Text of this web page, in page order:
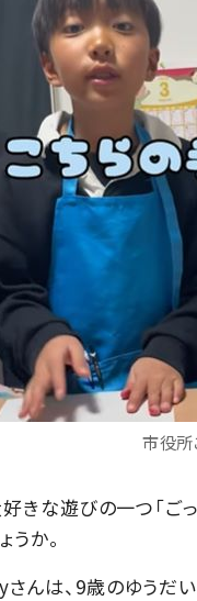
市役所
きな遊びの一つ「ご
うか。
んは、9歳のゆうだ